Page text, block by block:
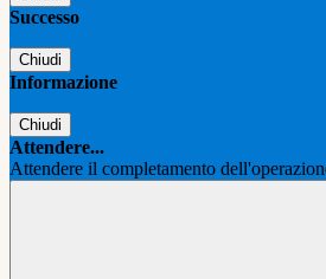
Successo
Chiudi
Informazione
Chiudi
Attendere...
Attendere il completamento